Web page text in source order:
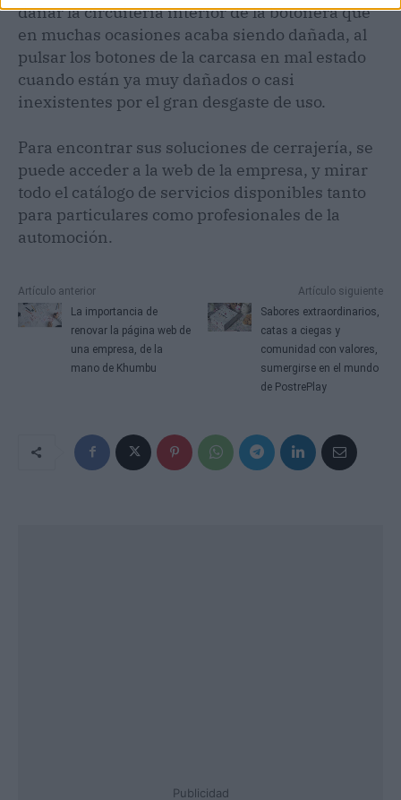
dañar la circuitería interior de la botonera que
en muchas ocasiones acaba siendo dañada, al
pulsar los botones de la carcasa en mal estado
cuando están ya muy dañados o casi
inexistentes por el gran desgaste de uso.
Para encontrar sus soluciones de cerrajería, se
puede acceder a la web de la empresa, y mirar
todo el catálogo de servicios disponibles tanto
para particulares como profesionales de la
automoción.
Artículo anterior
La importancia de
renovar la página web de
una empresa, de la
mano de Khumbu
Artículo siguiente
Sabores extraordinarios,
catas a ciegas y
comunidad con valores,
sumergirse en el mundo
de PostrePlay
Publicidad